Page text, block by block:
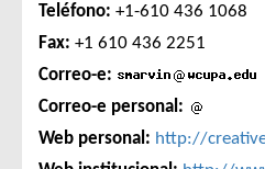
Teléfono: +1-610 436 1068
Fax: +1 610 436 2251
Correo-e:
Correo-e personal:
Web personal: http://